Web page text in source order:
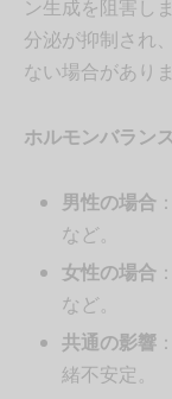
ン生成を阻害し
分泌が抑制され
ない場合がありま
ホルモンバラン
男性の場合
など。
女性の場合
など。
共通の影響
緒不安定。